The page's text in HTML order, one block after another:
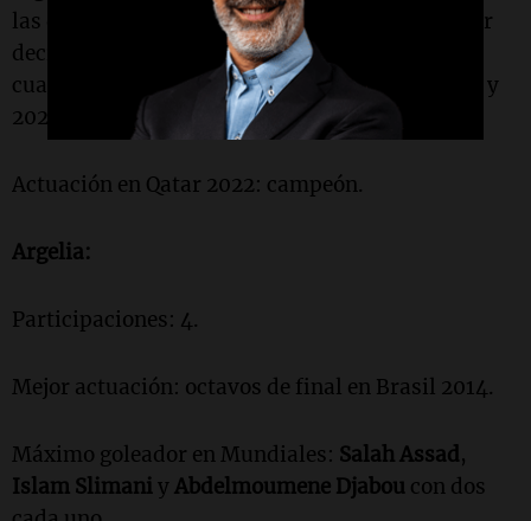
las que se ausentó en Mundiales, tres fueron por
decisión propia o protesta. Ganó los últimos
cuatro torneos que disputó (Copa América 2021 y
2024, Finalissima 2022 y Mundial 2022).
Actuación en Qatar 2022: campeón.
Argelia:
Participaciones: 4.
Mejor actuación: octavos de final en Brasil 2014.
Máximo goleador en Mundiales: Salah Assad ,
Islam SlimaniyAbdelmoumene Djabou con dos